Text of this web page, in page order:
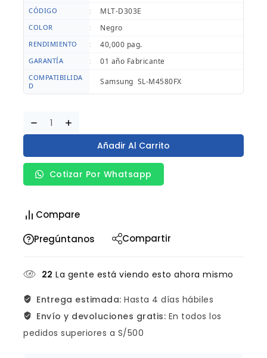
CÓDIGO : MLT-D303E
COLOR : Negro
RENDIMIENTO : 40,000 pag.
GARANTÍA : 01 año Fabricante
COMPATIBILIDA
D
Samsung SL-M4580FX
Añadir Al Carrito
Cotizar Por Whatsapp
Compare
Pregúntanos
Compartir
22 La gente está viendo esto ahora mismo
Entrega estimada: Hasta 4 días hábiles
Envío y devoluciones gratis: En todos los
pedidos superiores a S/500